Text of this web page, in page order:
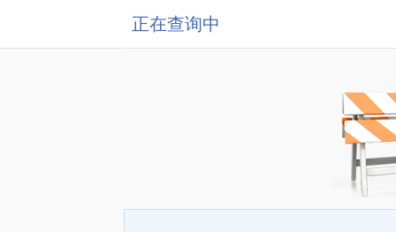
正在查询中